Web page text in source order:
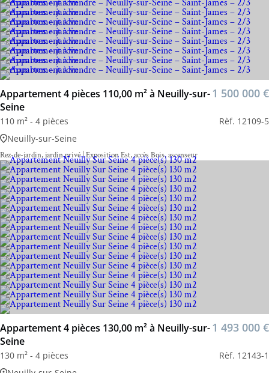
Appartement 4 pièces 110,00 m² à Neuilly-sur-
Seine
1 500 000 €
110 m² - 4 pièces
Rèf. 12109-5
Neuilly-sur-Seine
Rez-de-jardin, jardin privé | Exposition Est, accès Bois, ascenseur
Appartement 4 pièces 130,00 m² à Neuilly-sur-
Seine
1 493 000 €
130 m² - 4 pièces
Rèf. 12143-1